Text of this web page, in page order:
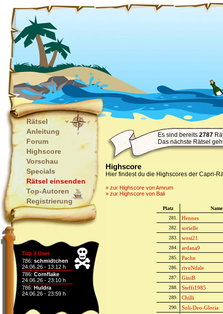
Rätsel
Anleitung
Forum
Highscore
Vorschau
Specials
Rätsel einsenden
Top-Autoren
Registrierung
Top 3 User
786: schmidtchen
24.06.26 - 13:12 h
786: Cornflake
24.06.26 - 23:10 h
786: Huldra
24.06.26 - 23:59 h
Es sind bereits 2787
Das nächste Rätsel
Highscore
Hier findest du die Highscores der Capri-
» zur Highscore von Amrum
» zur Highscore von Bali
Platz
Name
281.
Hennes
282. sorielle
283. wosi21
284. ardana9
285. Pachn
286. riveNdale
287. GiniB
288. Steffi1985
289. Chilli
290. Soli-Deo-Gloria